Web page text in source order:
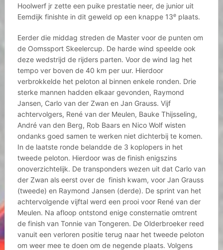
Hoolwerf jr zette een puike prestatie neer, de junior uit
Eemdijk finishte in dit geweld op een knappe 13eplaats.
Eerder die middag streden de Master voor de punten om
de Oomssport Skeelercup. De harde wind speelde ook
deze wedstrijd de rijders parten. Voor de wind lag het
tempo ver boven de 40 km per uur. Hierdoor
verbrokkelde het peloton al binnen enkele ronden. Drie
sterke mannen hadden elkaar gevonden, Raymond
Jansen, Carlo van der Zwan en Jan Grauss. Vijf
achtervolgers, René van der Meulen, Bauke Thijsseling,
André van den Berg, Rob Baars en Nico Wolf wisten
ondanks goed samen te werken niet dichterbij te komen.
In de laatste ronde belandde de 3 koplopers in het
tweede peloton. Hierdoor was de finish enigszins
onoverzichtelijk. De transponders wezen uit dat Carlo van
der Zwan als eerst over de finish kwam, voor Jan Grauss
(tweede) en Raymond Jansen (derde). De sprint van het
achtervolgende vijftal werd een prooi voor René van der
Meulen. Na afloop ontstond enige consternatie omtrent
de finish van Tonnie van Tongeren. De Olderbroeker reed
vanuit een verloren positie terug naar het tweede peloton
om weer mee te doen om de negende plaats. Volgens